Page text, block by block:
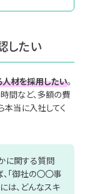
対
別
就
別
お
悩
み
お気
に入り一覧
したい
人材を採用したい。
間など、多額の費
本当に入社してく
に関する質問
「御社の〇〇事
は、どんなスキ